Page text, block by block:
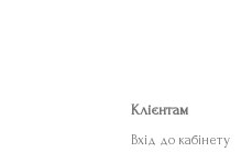
Клієнтам
Вхід до кабінету